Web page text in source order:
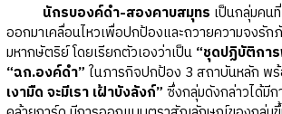
นักรบองค์ดำ-สองคาบสมุทร เป็นกลุ่มคน
ออกมาเคลื่อนไหวเพื่อปกป้องและถวายความจงรั
มหากษัตริย์ โดยเรียกตัวเองว่าเป็น “ชุดปฏิบัติกา
“ฉก.องค์ดำ” ในภารกิจปกป้อง 3 สถาบันหลัก พ
เงามืด จะมีเรา เฝ้าบังลังก์” ซึ่งกลุ่มดังกล่าวได้มี